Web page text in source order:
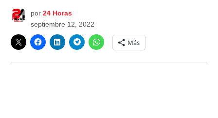
por 24 Horas
septiembre 12, 2022
Más